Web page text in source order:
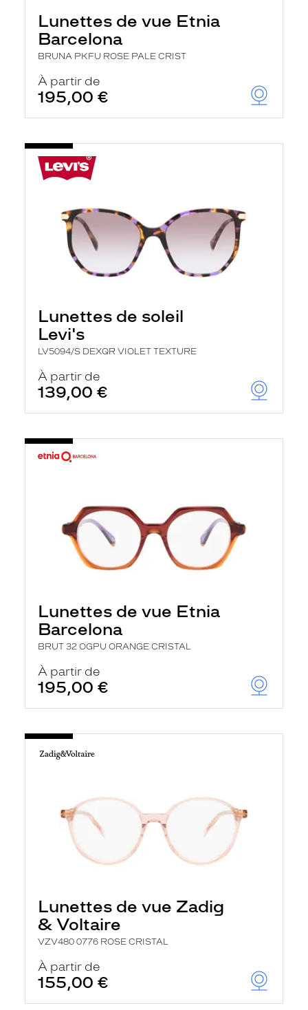
Lunettes de vue Etnia
Barcelona
BRUNA PKFU ROSE PALE CRIST
À partir de
195,00 €
Lunettes de soleil
Levi's
LV5094/S DEXQR VIOLET TEXTURE
À partir de
139,00 €
Lunettes de vue Etnia
Barcelona
BRUT 32 OGPU ORANGE CRISTAL
À partir de
195,00 €
Lunettes de vue Zadig
& Voltaire
VZV480 0776 ROSE CRISTAL
À partir de
155,00 €